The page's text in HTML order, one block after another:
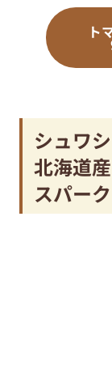
ト
シュワ
北海道
スパー